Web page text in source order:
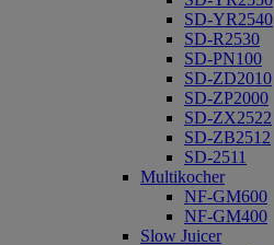
SD-YR2540
SD-R2530
SD-PN100
SD-ZD2010
SD-ZP2000
SD-ZX2522
SD-ZB2512
SD-2511
Multikocher
NF-GM600
NF-GM400
Slow Juicer